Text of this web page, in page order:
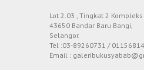
Lot 2.03 , Tingkat 2 Kompleks
43650 Bandar Baru Bangi,
Selangor.
Tel :03-89260731 /
Email :